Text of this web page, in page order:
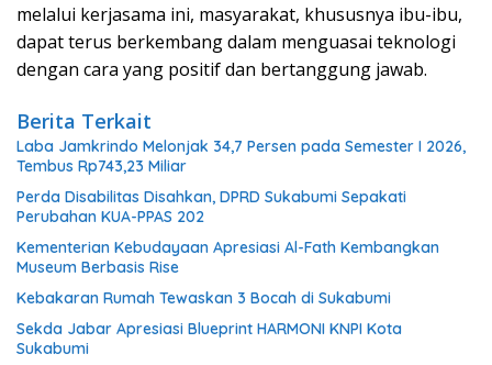
melalui kerjasama ini, masyarakat, khususnya ibu-ibu,
dapat terus berkembang dalam menguasai teknologi
dengan cara yang positif dan bertanggung jawab.
Berita Terkait
Laba Jamkrindo Melonjak 34,7 Persen pada Semester I 2026,
Tembus Rp743,23 Miliar
Perda Disabilitas Disahkan, DPRD Sukabumi Sepakati
Perubahan KUA-PPAS 202
Kementerian Kebudayaan Apresiasi Al-Fath Kembangkan
Museum Berbasis Rise
Kebakaran Rumah Tewaskan 3 Bocah di Sukabumi
Sekda Jabar Apresiasi Blueprint HARMONI KNPI Kota
Sukabumi